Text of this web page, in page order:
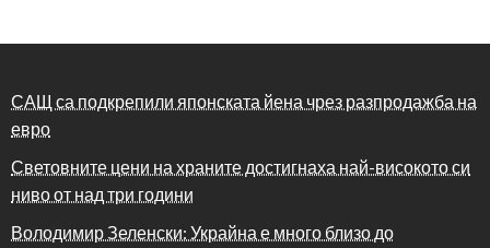
САЩ са подкрепили японската йена чрез разпродажба на
евро
Световните цени на храните достигнаха най-високото си
ниво от над три години
Володимир Зеленски: Украйна е много близо до